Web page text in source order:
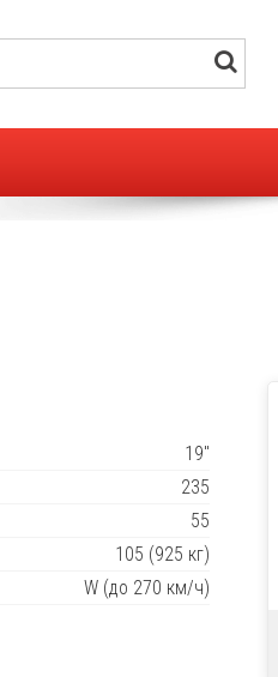
19"
235
55
105 (925 кг)
W (до 270 км/ч)